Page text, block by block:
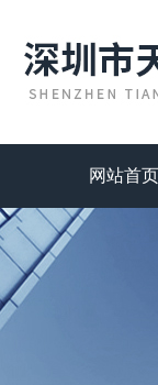
网站首页